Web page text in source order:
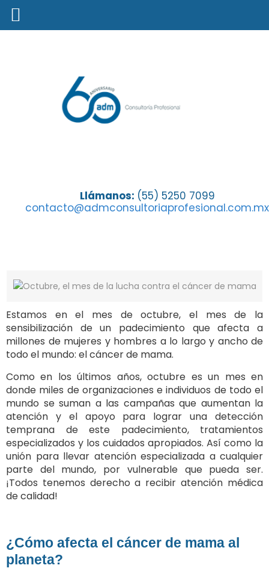
Llámanos: (55) 5250 7099
contacto@admconsultoriaprofesional.com.mx
Octubre, el mes de la lucha contra
el cáncer de mama
Estamos en el mes de octubre, el mes de la
sensibilización de un padecimiento que afecta a
millones de mujeres y hombres a lo largo y ancho de
todo el mundo: el cáncer de mama.
Como en los últimos años, octubre es un mes en
donde miles de organizaciones e individuos de todo el
mundo se suman a las campañas que aumentan la
atención y el apoyo para lograr una detección
temprana de este padecimiento, tratamientos
especializados y los cuidados apropiados. Así como la
unión para llevar atención especializada a cualquier
parte del mundo, por vulnerable que pueda ser.
¡Todos tenemos derecho a recibir atención médica
de calidad!
¿Cómo afecta el cáncer de mama al
planeta?